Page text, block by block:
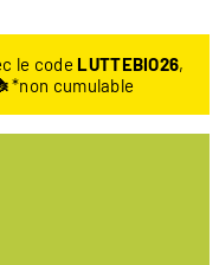
le code LUTTEBIO26,
*non cumulable